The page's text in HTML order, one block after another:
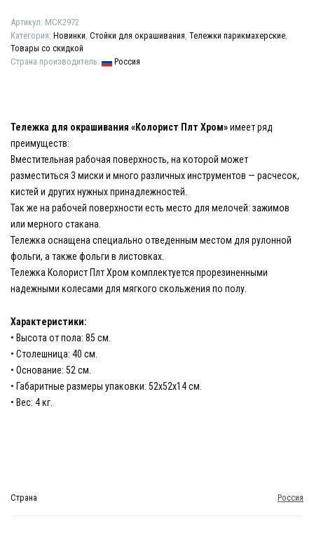
Артикул: МСК2972
Категория: Новинки Стойки для окрашивания Тележки парикмахерские
Товары со скидкой
Страна производитель:
Россия
Тележка для окрашивания «Колорист Плт Хром»имеет ряд
преимуществ:
Вместительная рабочая поверхность, на которой может
разместиться 3 миски и много различных инструментов — расчесок,
кистей и других нужных принадлежностей.
Так же на рабочей поверхности есть место для мелочей: зажимов
или мерного стакана.
Тележка оснащена специально отведенным местом для рулонной
фольги, а также фольги в листовках.
Тележка Колорист Плт Хром комплектуется прорезиненными
надежными колесами для мягкого скольжения по полу.
Характеристики:
• Высота от пола: 85 см.
• Столешница: 40 см.
• Основание: 52 см.
• Габаритные размеры упаковки: 52х52х14 см.
• Вес: 4 кг.
Страна Россия